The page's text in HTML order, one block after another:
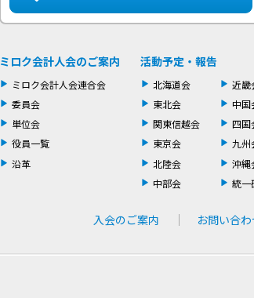
ミロク会計人会のご案内
ミロク会計人会連合会
委員会
単位会
役員一覧
沿革
活動予定・報告
北海道会
東北会
関東信越会
東京会
北陸会
中部会
近畿
中国
四国
九州
沖縄
統一
入会のご案内 お問い合わ